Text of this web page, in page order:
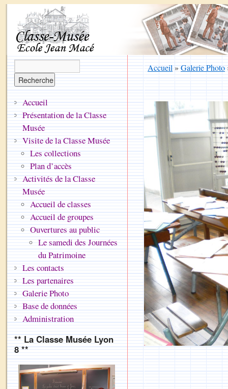
Accueil»Galerie Photo
Accueil
Présentation de la Classe
Musée
Visite de la Classe Musée
Les collections
Plan d’accès
Activités de la Classe
Musée
Accueil de classes
Accueil de groupes
Ouvertures au public
Le samedi des Journées
du Patrimoine
Les contacts
Les partenaires
Galerie Photo
Base de données
Administration
** La Classe Musée Lyon
8 **